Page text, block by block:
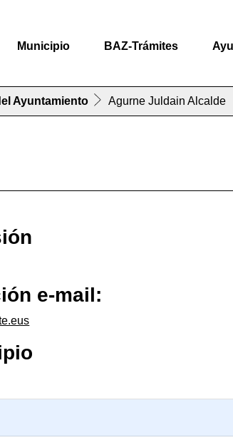
Municipio BAZ-Trámites
Ayuntamiento Agurne Juldain Alcalde
e-mail: